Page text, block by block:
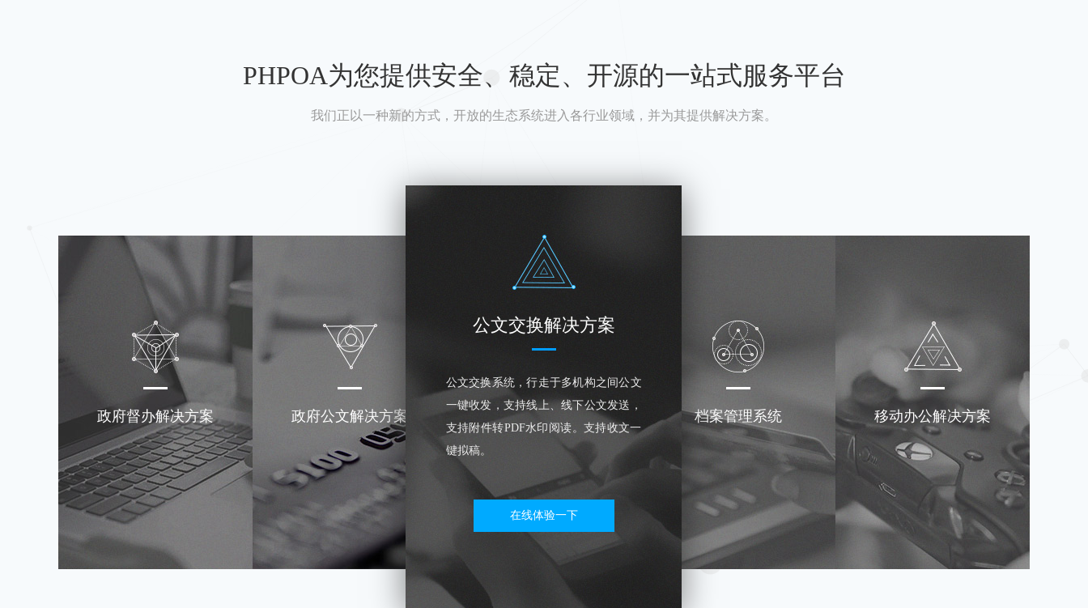
PHPOA为您提供安全、稳定、开源的一站式服务平台
我们正以一种新的方式，开放的生态系统进入各行业领域，并为其提供解决方案。
政府督办解决方案 政府公文解决方案
公文交换解决方案
公文交换系统，行走于多机构之间公文
一键收发，支持线上、线下公文发送，
支持附件转PDF水印阅读。支持收文一
键拟稿。
在线体验一下
档案管理系统 移动办公解决方案